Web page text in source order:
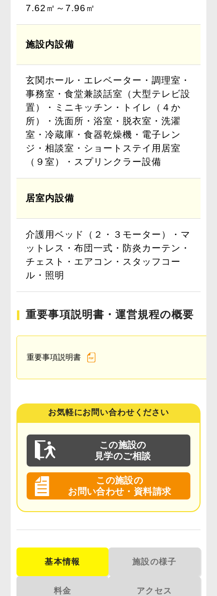
7.62㎡～7.96㎡
施設内設備
玄関ホール・エレベーター・調理室・
事務室・食堂兼談話室（大型テレビ設
置）・ミニキッチン・トイレ（４か
所）・洗面所・浴室・脱衣室・洗濯
室・冷蔵庫・食器乾燥機・電子レン
ジ・相談室・ショートステイ用居室
（９室）・スプリンクラー設備
居室内設備
介護用ベッド（２・３モーター）・マ
ットレス・布団一式・防炎カーテン・
チェスト・エアコン・スタッフコー
ル・照明
重要事項説明書・運営規程の概要
重要事項説明書
お気軽にお問い合わせください
この施設の
見学のご相談
この施設の
お問い合わせ・資料請求
基本情報 施設の様子
料金 アクセス